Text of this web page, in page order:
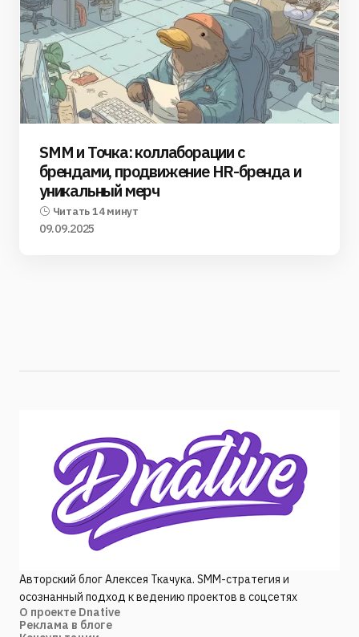
SMM и Точка: коллаборации с
брендами, продвижение HR-бренда и
уникальный мерч
Читать 14 минут
09.09.2025
Авторский блог Алексея Ткачука. SMM-стратегия и
осознанный подход к ведению проектов в соцсетях
О проекте Dnative
Реклама в блоге